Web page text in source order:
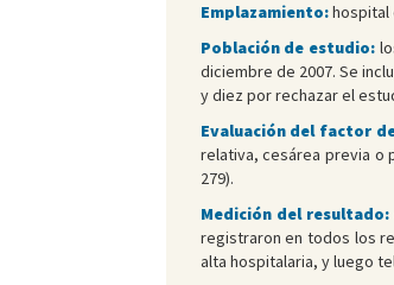
Emplazamiento:hospital
Población de estudio:
diciembre de 2007. Se
y diez por rechazar el
Evaluación del factor
relativa, cesárea previa o
279).
Medición del resultado:
registraron en todos los
alta hospitalaria, y luego